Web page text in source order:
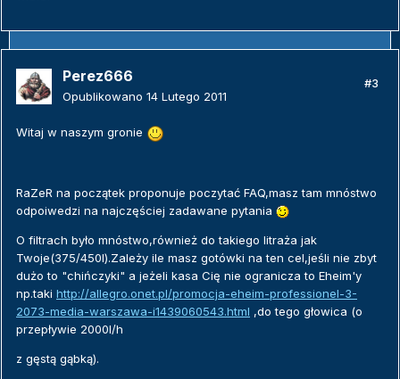
Perez666
Opublikowano 14 Lutego 2011
#3
Witaj w naszym gronie
RaZeR na początek proponuje poczytać FAQ,masz tam mnóstwo
odpoiwedzi na najczęściej zadawane pytania
O filtrach było mnóstwo,również do takiego litraża jak
Twoje(375/450l).Zależy ile masz gotówki na ten cel,jeśli nie zbyt
dużo to "chińczyki" a jeżeli kasa Cię nie ogranicza to Eheim'y
np.taki http://allegro.onet.pl/promocja-eheim-professionel-3-
2073-media-warszawa-i1439060543.html ,do tego głowica (o
przepływie 2000l/h
z gęstą gąbką).